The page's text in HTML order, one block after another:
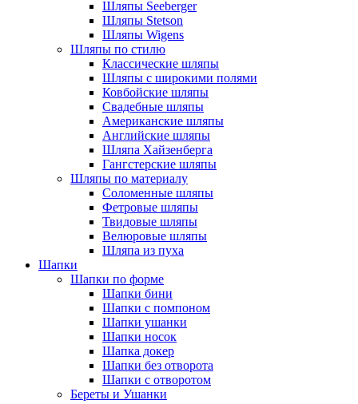
Шляпы Seeberger
Шляпы Stetson
Шляпы Wigens
Шляпы по стилю
Классические шляпы
Шляпы с широкими полями
Ковбойские шляпы
Свадебные шляпы
Американские шляпы
Английские шляпы
Шляпа Хайзенберга
Гангстерские шляпы
Шляпы по материалу
Соломенные шляпы
Фетровые шляпы
Твидовые шляпы
Велюровые шляпы
Шляпа из пуха
Шапки
Шапки по форме
Шапки бини
Шапки с помпоном
Шапки ушанки
Шапки носок
Шапка докер
Шапки без отворота
Шапки с отворотом
Береты и Ушанки